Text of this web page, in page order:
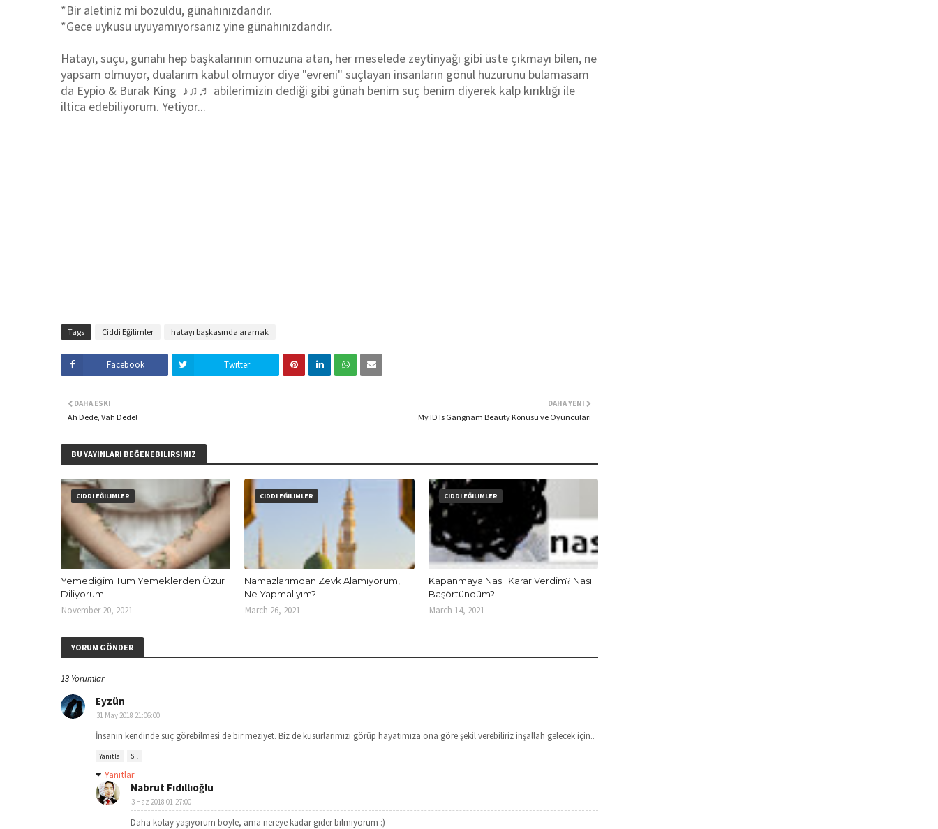
*Bir aletiniz mi bozuldu, günahınızdandır.
*Gece uykusu uyuyamıyorsanız yine günahınızdandır.
Hatayı, suçu, günahı hep başkalarının omuzuna atan, her meselede zeytinyağı gibi üste çıkmayı bilen, ne
yapsam olmuyor, dualarım kabul olmuyor diye "evreni" suçlayan insanların gönül huzurunu bulamasam
da Eypio & Burak King ♪♫♬ abilerimizin dediği gibi günah benim suç benim diyerek kalp kırıklığı ile
iltica edebiliyorum. Yetiyor...
Tags Ciddi Eğilimler hatayı başkasında aramak
Facebook Twitter
DAHA YENI
My ID Is Gangnam Beauty Konusu ve Oyuncuları
DAHA ESKI
Ah Dede, Vah Dede!
BU YAYINLARI BEĞENEBILIRSINIZ
CIDDI EĞILIMLER
Yemediğim Tüm Yemeklerden Özür
Diliyorum!
November 20, 2021
CIDDI EĞILIMLER
Namazlarımdan Zevk Alamıyorum,
Ne Yapmalıyım?
March 26, 2021
CIDDI EĞILIMLER
Kapanmaya Nasıl Karar Verdim? Nasıl
Başörtündüm?
March 14, 2021
YORUM GÖNDER
13 Yorumlar
Eyzün
31 May 2018 21:06:00
İnsanın kendinde suç görebilmesi de bir meziyet. Biz de kusurlarımızı görüp hayatımıza ona göre şekil verebiliriz inşallah gelecek için..
Yanıtla Sil
Yanıtlar
Nabrut Fıdıllıoğlu
3 Haz 2018 01:27:00
Daha kolay yaşıyorum böyle, ama nereye kadar gider bilmiyorum :)